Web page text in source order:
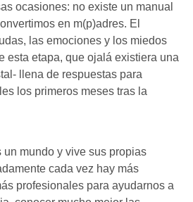
ocasiones: no existe un manual
en m(p)adres. El
las emociones y los miedos
esta etapa, que ojalá existiera una
llena de respuestas para
los primeros meses tras la
mundo y vive sus propias
cada vez hay más
profesionales para ayudarnos a